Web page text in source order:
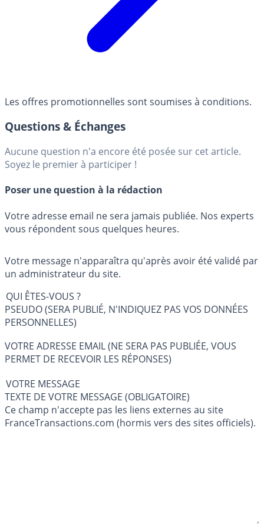
Les offres promotionnelles sont soumises à conditions.
Questions & Échanges
Aucune question n'a encore été posée sur cet article.
Soyez le premier à participer !
Poser une question à la rédaction
Votre adresse email ne sera jamais publiée. Nos experts
vous répondent sous quelques heures.
Votre message n'apparaîtra qu'après avoir été validé par
un administrateur du site.
QUI ÊTES-VOUS ?
PSEUDO (SERA PUBLIÉ, N'INDIQUEZ PAS VOS DONNÉES
PERSONNELLES)
VOTRE ADRESSE EMAIL (NE SERA PAS PUBLIÉE, VOUS
PERMET DE RECEVOIR LES RÉPONSES)
VOTRE MESSAGE
TEXTE DE VOTRE MESSAGE (OBLIGATOIRE)
Ce champ n'accepte pas les liens externes au site
FranceTransactions.com (hormis vers des sites officiels).